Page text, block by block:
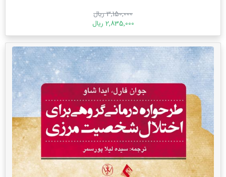
3,150,000 ریال
2,835,000 ریال